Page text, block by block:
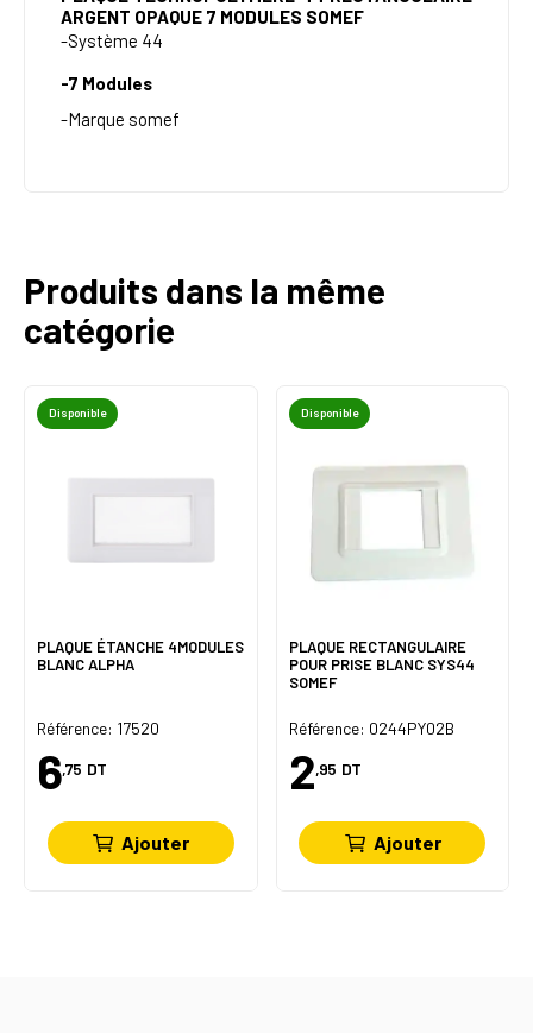
ARGENT OPAQUE 7 MODULES SOMEF
-Système 44
-7 Modules
-Marque somef
Produits dans la même
catégorie
Disponible
PLAQUE ÉTANCHE 4MODULES
BLANC ALPHA
Référence: 17520
6,75 DT
Ajouter
Disponible
PLAQUE RECTANGULAIRE
POUR PRISE BLANC SYS44
SOMEF
Référence: 0244PY02B
2,95 DT
Ajouter